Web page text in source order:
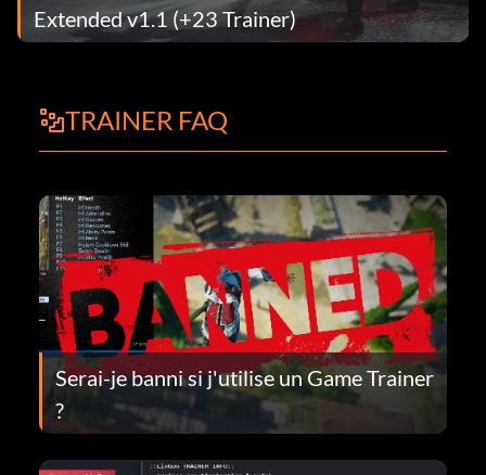
Extended v1.1 (+23 Trainer)
TRAINER FAQ
Serai-je banni si j'utilise un Game Trainer
?